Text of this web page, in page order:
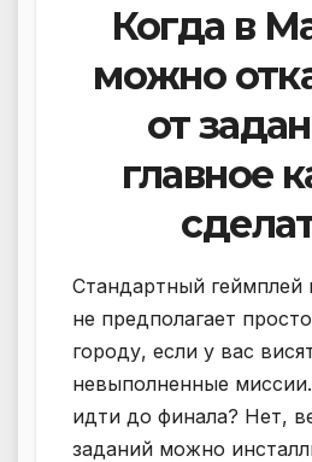
Когда в
можно
от
главное
Стандартный геймплей
не предполагает
городу, если у вас
невыполненные
идти до финала? Нет,
заданий можно